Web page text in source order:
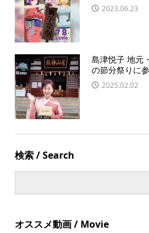
2023.06.23
島津悦子 地元
の節分祭りに
2025.02.02
検索 / Search
オススメ動画 / Movie